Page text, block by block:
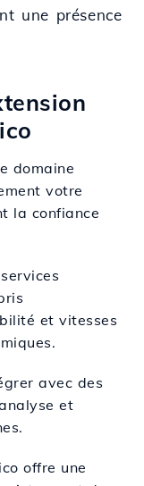
une présence
domaine
votre
la confiance
et vitesses
avec des
et
offre une